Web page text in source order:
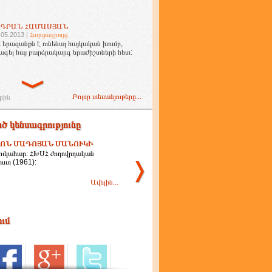
ՀԱՄԱՍՅԱՆ
| Հարցազրույց
է ունենալ հայկական խումբ,
հայ բարձրակարգ երաժիշտների հետ:
Բոլոր տեսանյութերը...
կենսագրությունը
ՄԱԴՈՅԱՆ ՄԱՆՈՒԿԻ
ՀԽՍՀ ժողովրդական
(1961):
Ավելին...